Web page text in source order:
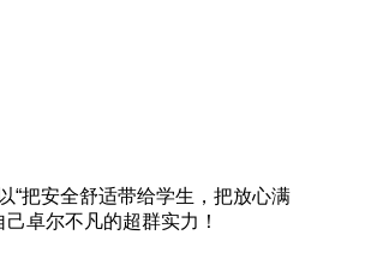
“把安全舒适带给学生，把放心满
卓尔不凡的超群实力！